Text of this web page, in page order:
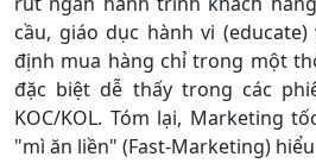
cầu, giáo dục hành vi
định mua hàng chỉ trong một
đặc biệt dễ thấy trong các
KOC/KOL. Tóm lại, Marketing
"mì ăn liền" (Fast-Marketing)